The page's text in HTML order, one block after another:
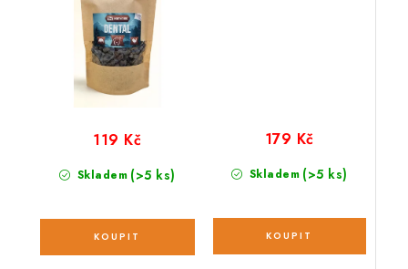
Skladem (>5 ks)
119 Kč
Skladem (>5 ks)
179 Kč